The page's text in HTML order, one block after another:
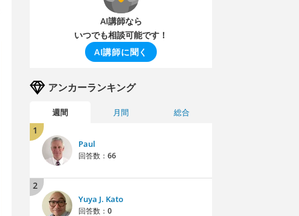
AI講師なら
いつでも相談可能です！
AI講師に聞く
アンカーランキング
週間 月間 総合
1
Paul
回答数： 66
2
Yuya J. Kato
回答数： 0